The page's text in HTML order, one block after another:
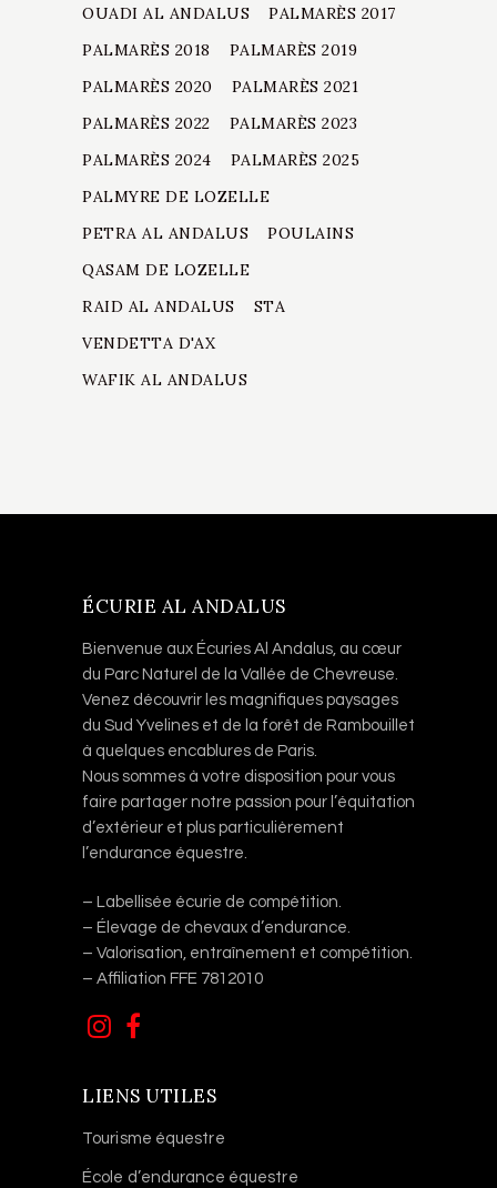
OUADI AL ANDALUS
PALMARÈS 2017
PALMARÈS 2018
PALMARÈS 2019
PALMARÈS 2020
PALMARÈS 2021
PALMARÈS 2022
PALMARÈS 2023
PALMARÈS 2024
PALMARÈS 2025
PALMYRE DE LOZELLE
PETRA AL ANDALUS
POULAINS
QASAM DE LOZELLE
RAID AL ANDALUS
STA
VENDETTA D'AX
WAFIK AL ANDALUS
ÉCURIE AL ANDALUS
Bienvenue aux Écuries Al Andalus, au cœur
du Parc Naturel de la Vallée de Chevreuse.
Venez découvrir les magnifiques paysages
du Sud Yvelines et de la forêt de Rambouillet
à quelques encablures de Paris.
Nous sommes à votre disposition pour vous
faire partager notre passion pour l’équitation
d’extérieur et plus particulièrement
l’endurance équestre.
– Labellisée écurie de compétition.
– Élevage de chevaux d’endurance.
– Valorisation, entraînement et compétition.
– Affiliation FFE 7812010
LIENS UTILES
Tourisme équestre
École d’endurance équestre